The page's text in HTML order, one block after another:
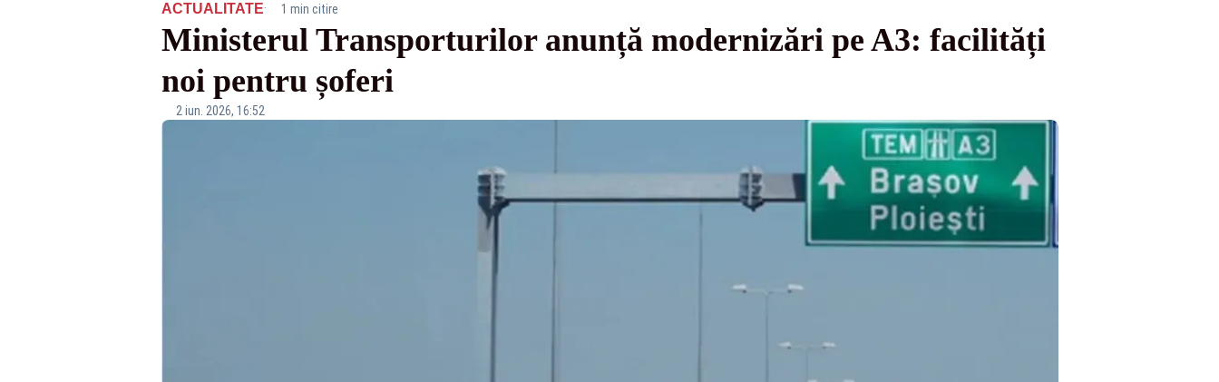
ACTUALITATE· 1 min citire
Ministerul Transporturilor anunță modernizări pe A3: facilități
noi pentru șoferi
2 iun. 2026, 16:52